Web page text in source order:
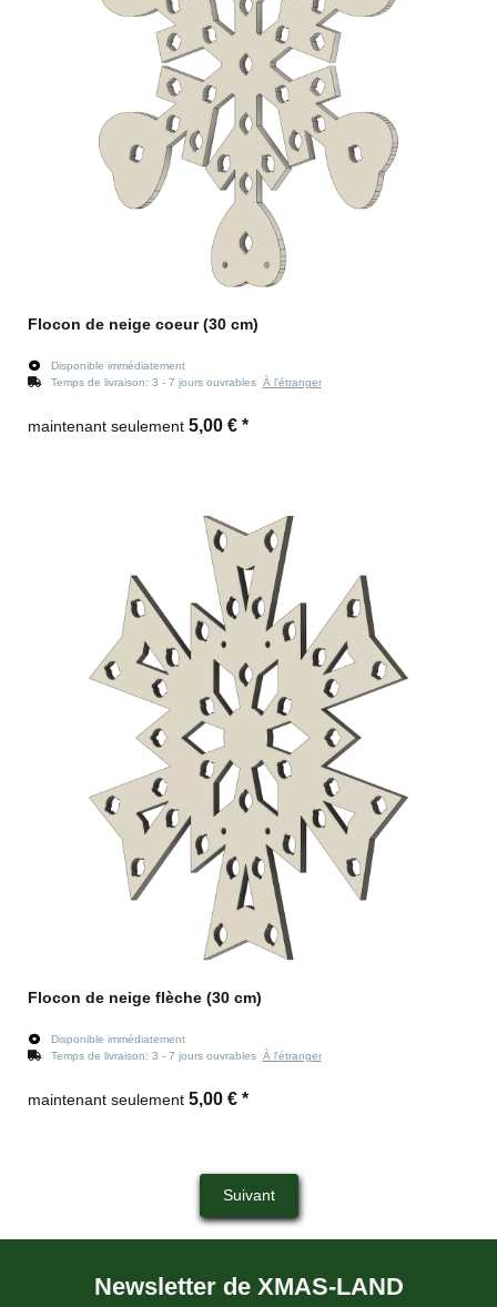
Flocon de neige coeur (30 cm)
Disponible immédiatement
Temps de livraison: 3 - 7 jours ouvrables À l'étranger
maintenant seulement 5,00 € *
Flocon de neige flèche (30 cm)
Disponible immédiatement
Temps de livraison: 3 - 7 jours ouvrables À l'étranger
maintenant seulement 5,00 € *
Suivant
Newsletter de XMAS-LAND